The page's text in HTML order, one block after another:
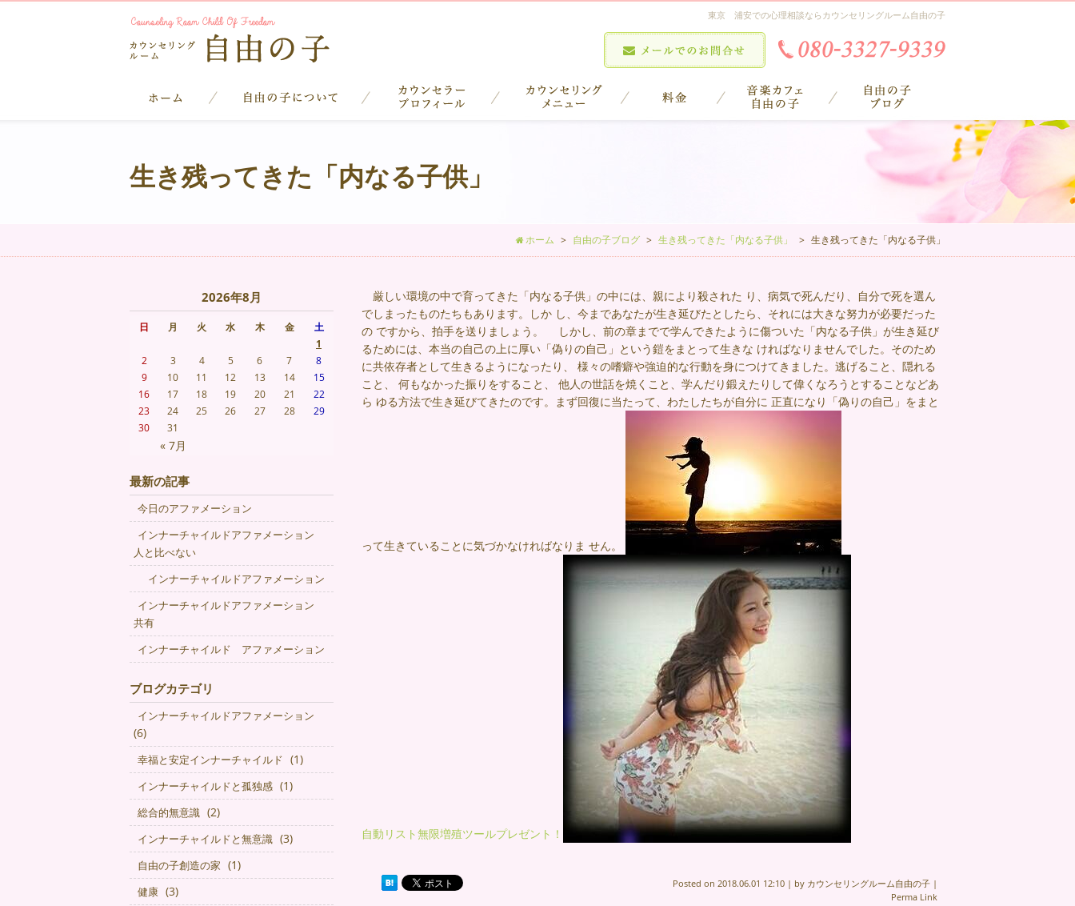
東京 浦安での心理相談ならカウンセリングルーム自由の子
生き残ってきた「内なる子供」
ホーム 自由の子ブログ 生き残ってきた「内なる子供」 生き残ってきた「内なる子供」
厳しい環境の中で育ってきた「内なる子供」の中には、親により殺された り、病気で死んだり、自分で死を選ん
でしまったものたちもあります。しか し、今まであなたが生き延びたとしたら、それには大きな努力が必要だった
の ですから、拍手を送りましょう。 しかし、前の章までで学んできたように傷ついた「内なる子供」が生き延び
るためには、本当の自己の上に厚い「偽りの自己」という鎧をまとって生きな ければなりませんでした。そのため
に共依存者として生きるようになったり、 様々の嗜癖や強迫的な行動を身につけてきました。逃げること、隠れる
こと、 何もなかった振りをすること、 他人の世話を焼くこと、学んだり鍛えたりして偉くなろうとすることなどあ
ら ゆる方法で生き延びてきたのです。まず回復に当たって、わたしたちが自分に 正直になり「偽りの自己」をまと
って生きていることに気づかなければなりま せん。
自動リスト無限増殖ツールプレゼント！
Posted on 2018.06.01 12:10 | by カウンセリングルーム自由の子 |
Perma Link
2026年8月
日 月 火 水 木 金 土
« 7月
1
2
3 4 5 6 7
8
9
10 11 12 13 14
15
16
17 18 19 20 21
22
23
24 25 26 27 28
29
30
31
最新の記事
今日のアファメーション
インナーチャイルドアファメーション
人と比べない
インナーチャイルドアファメーション
インナーチャイルドアファメーション
共有
インナーチャイルド アファメーション
ブログカテゴリ
インナーチャイルドアファメーション
(6)
幸福と安定インナーチャイルド (1)
インナーチャイルドと孤独感 (1)
総合的無意識 (2)
インナーチャイルドと無意識 (3)
自由の子創造の家 (1)
健康 (3)